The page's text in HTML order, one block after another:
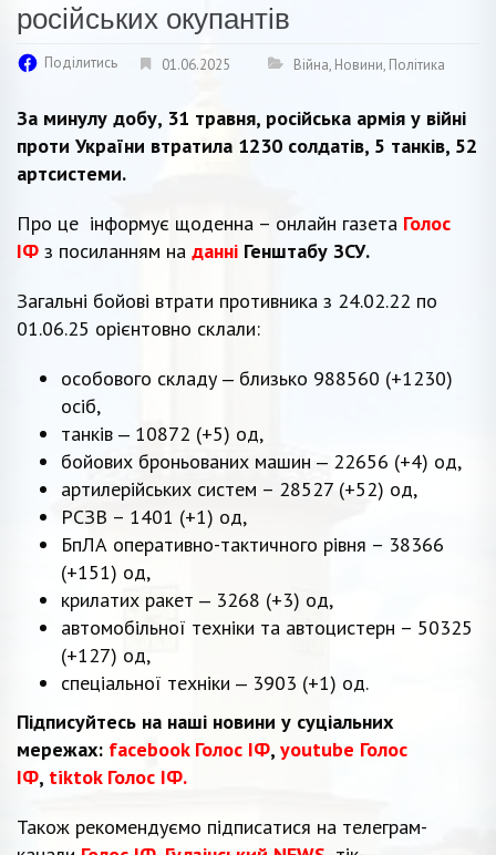
російських окупантів
Поділитись 01.06.2025 Війна, Новини, Політика
За минулу добу, 31 травня, російська армія у війні
проти України втратила 1230 солдатів, 5 танків, 52
артсистеми.
Про це інформує щоденна – онлайн газета Голос
ІФ з посиланням на данні Генштабу ЗСУ.
Загальні бойові втрати противника з 24.02.22 по
01.06.25 орієнтовно склали:
особового складу ‒ близько 988560 (+1230)
осіб,
танків ‒ 10872 (+5) од,
бойових броньованих машин ‒ 22656 (+4) од,
артилерійських систем – 28527 (+52) од,
РСЗВ – 1401 (+1) од,
БпЛА оперативно-тактичного рівня – 38366
(+151) од,
крилатих ракет ‒ 3268 (+3) од,
автомобільної техніки та автоцистерн – 50325
(+127) од,
спеціальної техніки ‒ 3903 (+1) од.
Підписуйтесь на наші новини у суціальних
мережах: facebook Голос ІФ, youtube Голос
ІФ, tiktok Голос ІФ.
Також рекомендуємо підписатися на телеграм-